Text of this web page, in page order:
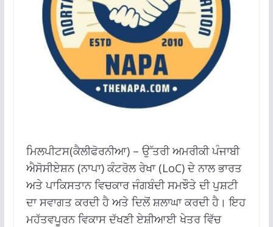
ਮਿਲਪੀਟਸ(ਕੈਲੀਫੋਰਨੀਆ) – ਉੱਤਰੀ ਅਮਰੀਕੀ ਪੰਜਾਬੀ
ਐਸੋਸੀਏਸ਼ਨ (ਨਾਪਾ) ਕੰਟਰੋਲ ਰੇਖਾ (LoC) ਦੇ ਨਾਲ ਭਾਰਤ
ਅਤੇ ਪਾਕਿਸਤਾਨ ਵਿਚਕਾਰ ਜੰਗਬੰਦੀ ਸਮਝੌਤੇ ਦੀ ਪੁਸ਼ਟੀ
ਦਾ ਸਵਾਗਤ ਕਰਦੀ ਹੈ ਅਤੇ ਦਿਲੋਂ ਸ਼ਲਾਘਾ ਕਰਦੀ ਹੈ। ਇਹ
ਮਹੱਤਵਪੂਰਨ ਵਿਕਾਸ ਦੱਖਣੀ ਏਸ਼ੀਆਈ ਖੇਤਰ ਵਿੱਚ